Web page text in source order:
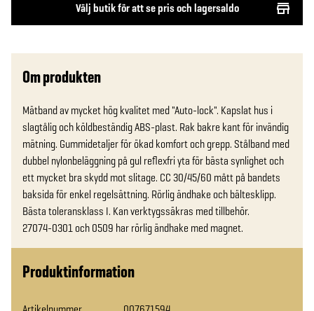
Välj butik för att se pris och lagersaldo
Om produkten
Mätband av mycket hög kvalitet med "Auto-lock". Kapslat hus i
slagtålig och köldbeständig ABS-plast. Rak bakre kant för invändig
mätning. Gummidetaljer för ökad komfort och grepp. Stålband med
dubbel nylonbeläggning på gul reflexfri yta för bästa synlighet och
ett mycket bra skydd mot slitage. CC 30/45/60 mått på bandets
baksida för enkel regelsättning. Rörlig ändhake och bältesklipp.
Bästa toleransklass I. Kan verktygssäkras med tillbehör.
27074-0301 och 0509 har rörlig ändhake med magnet.
Produktinformation